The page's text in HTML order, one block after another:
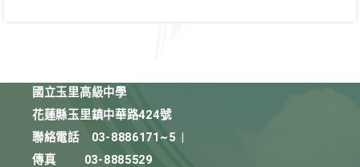
國立玉里高級中學
花蓮縣玉里鎮中華路424號
聯絡電話
03-8886171~5
傳真
03-8885529